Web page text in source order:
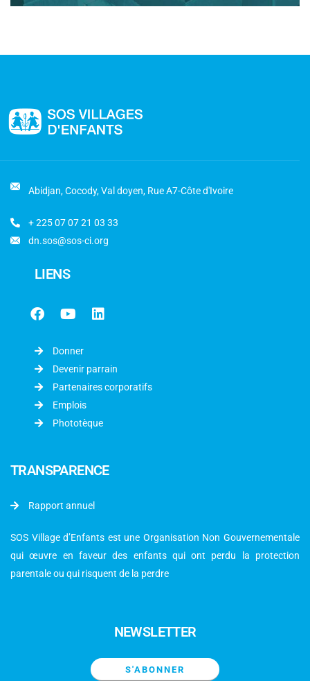
Abidjan, Cocody, Val doyen, Rue A7-Côte d'Ivoire
+ 225 07 07 21 03 33
dn.sos@sos-ci.org
LIENS
Donner
Devenir parrain
Partenaires corporatifs
Emplois
Phototèque
TRANSPARENCE
Rapport annuel
SOS Village d’Enfants est une Organisation Non Gouvernementale
qui œuvre en faveur des enfants qui ont perdu la protection
parentale ou qui risquent de la perdre
NEWSLETTER
S'ABONNER